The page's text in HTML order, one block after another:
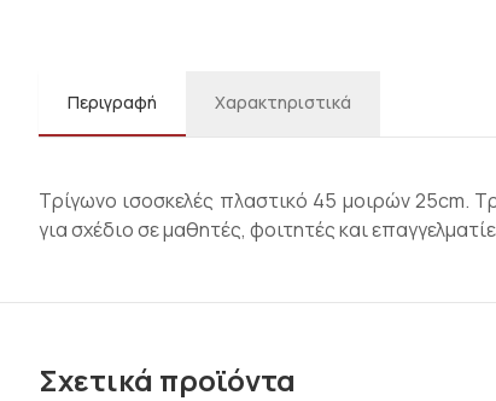
Περιγραφή Χαρακτηριστικά
Τρίγωνο ισοσκελές πλαστικό 45 μοιρών 25cm.
για σχέδιο σε μαθητές, φοιτητές και
Σχετικά προϊόντα